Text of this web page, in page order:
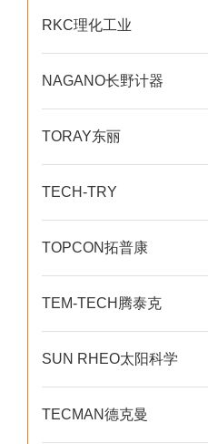
RKC理化工业
NAGANO长野计器
TORAY东丽
TECH-TRY
TOPCON拓普康
TEM-TECH腾泰克
SUN RHEO太阳科学
TECMAN德克曼